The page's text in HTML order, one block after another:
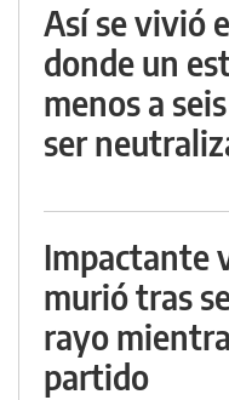
Así se vivió
donde un
menos a
ser
Impactante
murió tras
rayo
partido